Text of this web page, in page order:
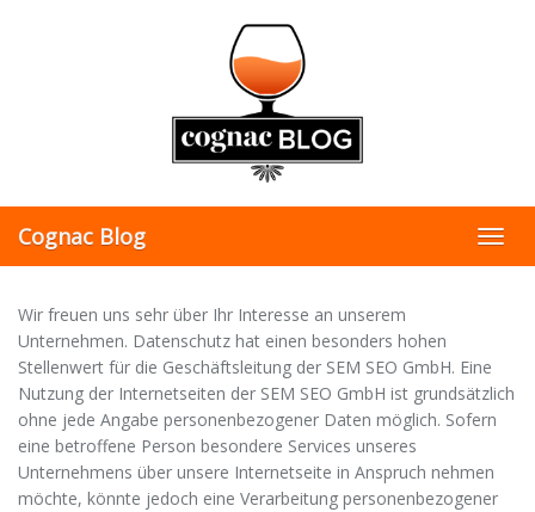
Cognac Blog
Wir freuen uns sehr über Ihr Interesse an unserem
Unternehmen. Datenschutz hat einen besonders hohen
Stellenwert für die Geschäftsleitung der SEM SEO GmbH. Eine
Nutzung der Internetseiten der SEM SEO GmbH ist grundsätzlich
ohne jede Angabe personenbezogener Daten möglich. Sofern
eine betroffene Person besondere Services unseres
Unternehmens über unsere Internetseite in Anspruch nehmen
möchte, könnte jedoch eine Verarbeitung personenbezogener